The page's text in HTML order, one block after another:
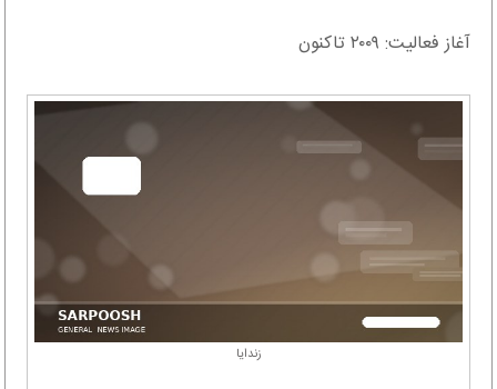
آغاز فعالیت: ۲۰۰۹ تاکنون
زندایا